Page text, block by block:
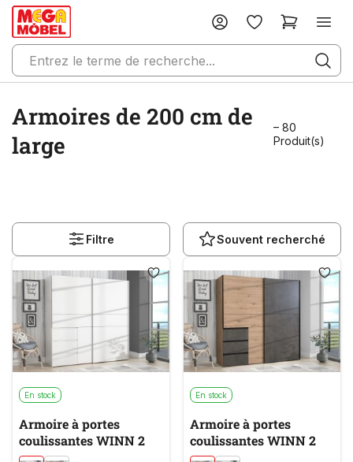
Armoires de 200 cm de
large
– 80
Produit(s)
Filtre Souvent recherché
En stock
Armoire à portes
coulissantes WINN 2
En stock
Armoire à portes
coulissantes WINN 2